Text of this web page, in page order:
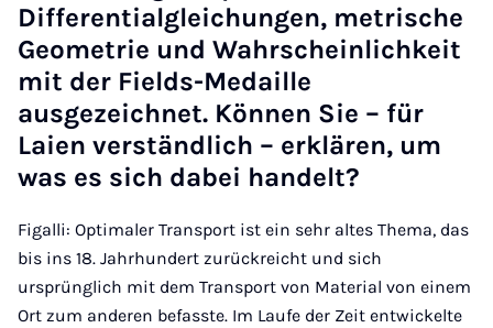
Differentialgleichungen, metrische
Geometrie und Wahrscheinlichkeit
mit der Fields-Medaille
ausgezeichnet. Können Sie – für
Laien verständlich – erklären, um
was es sich dabei handelt?
Figalli: Optimaler Transport ist ein sehr altes Thema, das
bis ins 18. Jahrhundert zurückreicht und sich
ursprünglich mit dem Transport von Material von einem
Ort zum anderen befasste. Im Laufe der Zeit entwickelte